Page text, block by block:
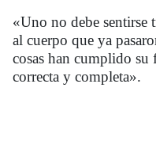
«Uno no debe sentirse
al cuerpo que ya
cosas han cumplido su
correcta y completa».